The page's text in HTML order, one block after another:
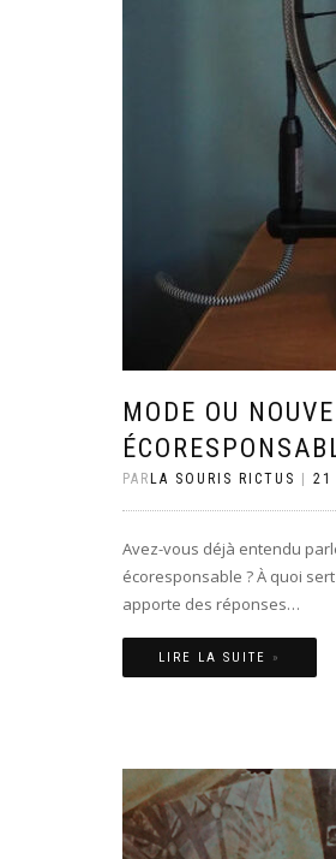
MODE OU
PAR LA SOURIS RICTUS 21
Avez-vous déjà entendu
écoresponsable ? À quoi
apporte des réponses…
LIRE LA SUITE